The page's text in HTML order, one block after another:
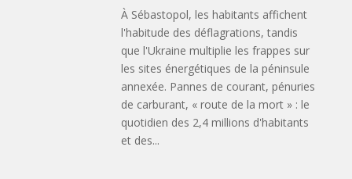
À Sébastopol, les habitants affichent
l'habitude des déflagrations, tandis
que l'Ukraine multiplie les frappes sur
les sites énergétiques de la péninsule
annexée. Pannes de courant, pénuries
de carburant, « route de la mort » : le
quotidien des 2,4 millions d'habitants
et des...